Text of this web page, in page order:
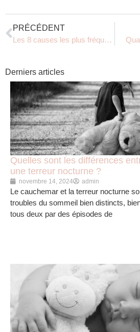
PRÉCÉDENT
Les 8 causes les plus fréquentes des troubles du sommeil chez l’enfant
Derniers articles
Quelles sont les différences
une terreur nocturne ?
novembre 14, 2024 admin
Le cauchemar et la terreur nocturne
troubles du sommeil bien distincts,
tous deux par des épisodes de